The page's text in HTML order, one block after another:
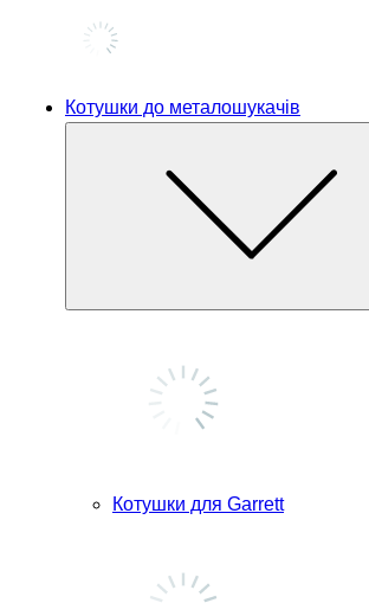
Котушки до металошукачів
Котушки для Garrett